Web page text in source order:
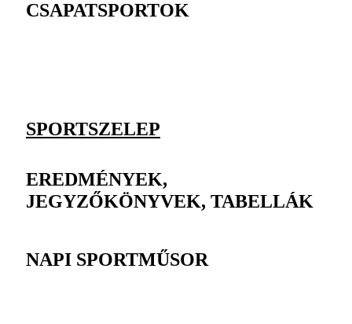
CSAPATSPORTOK
SPORTSZELEP
EREDMÉNYEK,
JEGYZŐKÖNYVEK, TABELLÁK
NAPI SPORTMŰSOR